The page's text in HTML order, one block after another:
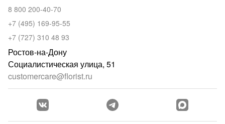
8 800 200-40-70
+7 (495) 169-95-55
+7 (727) 310 48 93
Ростов-на-Дону
Социалистическая улица, 51
customercare@florist.ru